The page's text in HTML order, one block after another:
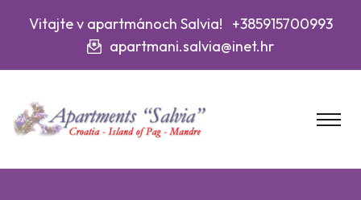
Vitajte v apartmánoch Salvia! +385915700993
apartmani.salvia@inet.hr